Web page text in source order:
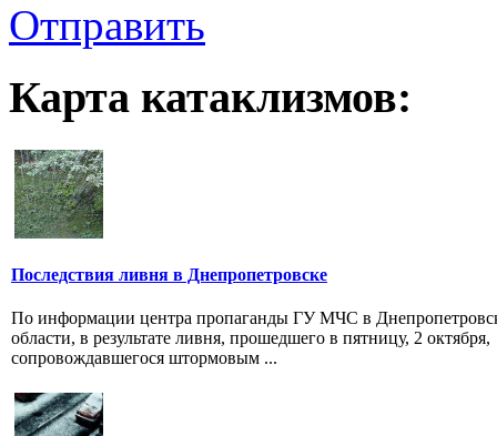
Отправить
Карта катаклизмов:
Последствия ливня в Днепропетровске
По информации центра пропаганды ГУ МЧС в
области, в результате ливня, прошедшего в пятницу, 2 октября,
сопровождавшегося штормовым ...